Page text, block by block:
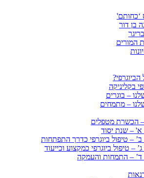
‘כחותם'
בן דור
המורים
בקליניקה
– בוגרים
– מתמחים
– הכשרת מטפלים
– שנת יסוד
– טיפול ביוגרפי כדרך התפתחות
– טיפול ביוגרפי כמקצוע וכייעוד
ד’ – התמחות והעמקה